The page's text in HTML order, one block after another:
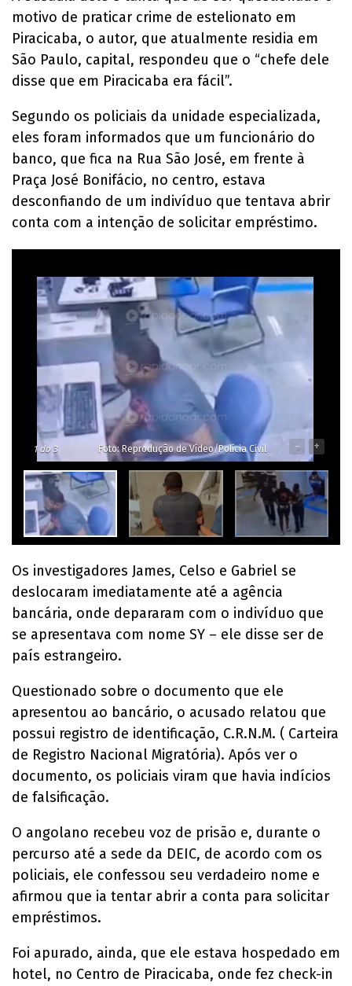
motivo de praticar crime de estelionato em
Piracicaba, o autor, que atualmente residia em
São Paulo, capital, respondeu que o “chefe dele
disse que em Piracicaba era fácil”.
Segundo os policiais da unidade especializada,
eles foram informados que um funcionário do
banco, que fica na Rua São José, em frente à
Praça José Bonifácio, no centro, estava
desconfiando de um indivíduo que tentava abrir
conta com a intenção de solicitar empréstimo.
1do 3 Foto: Reprodução de Vídeo/Polícia Civil - +
Os investigadores James, Celso e Gabriel se
deslocaram imediatamente até a agência
bancária, onde depararam com o indivíduo que
se apresentava com nome SY – ele disse ser de
país estrangeiro.
Questionado sobre o documento que ele
apresentou ao bancário, o acusado relatou que
possui registro de identificação, C.R.N.M. ( Carteira
de Registro Nacional Migratória). Após ver o
documento, os policiais viram que havia indícios
de falsificação.
O angolano recebeu voz de prisão e, durante o
percurso até a sede da DEIC, de acordo com os
policiais, ele confessou seu verdadeiro nome e
afirmou que ia tentar abrir a conta para solicitar
empréstimos.
Foi apurado, ainda, que ele estava hospedado em
hotel, no Centro de Piracicaba, onde fez check-in